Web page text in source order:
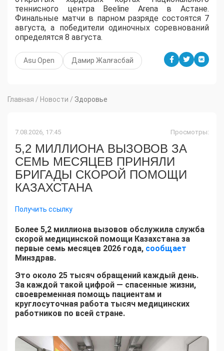
теннисного центра Beeline Arena в Астане.
Финальные матчи в парном разряде состоятся 7
августа, а победители одиночных соревнований
определятся 8 августа.
Asu Open Дамир Жалғасбай
Главная / Новости / Здоровье
7.08.2026, 17:45 Просмотры:
5,2 МИЛЛИОНА ВЫЗОВОВ ЗА
СЕМЬ МЕСЯЦЕВ ПРИНЯЛИ
БРИГАДЫ СКОРОЙ ПОМОЩИ
КАЗАХСТАНА
Получить ссылку
Более 5,2 миллиона вызовов обслужила служба
скорой медицинской помощи Казахстана за
первые семь месяцев 2026 года, сообщает
Минздрав.
Это около 25 тысяч обращений каждый день.
За каждой такой цифрой — спасенные жизни,
своевременная помощь пациентам и
круглосуточная работа тысяч медицинских
работников по всей стране.